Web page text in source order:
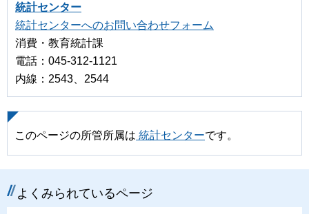
統計センター
統計センターへのお問い合わせフォーム
消費・教育統計課
電話：045-312-1121
内線：2543、2544
このページの所管所属は 統計センターです。
よくみられているページ